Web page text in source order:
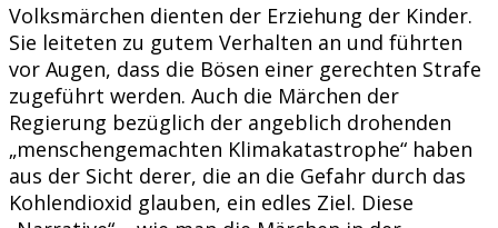
Volksmärchen dienten der Erziehung der Kinder.
Sie leiteten zu gutem Verhalten an und führten
vor Augen, dass die Bösen einer gerechten Strafe
zugeführt werden. Auch die Märchen der
Regierung bezüglich der angeblich drohenden
„menschengemachten Klimakatastrophe“ haben
aus der Sicht derer, die an die Gefahr durch das
Kohlendioxid glauben, ein edles Ziel. Diese